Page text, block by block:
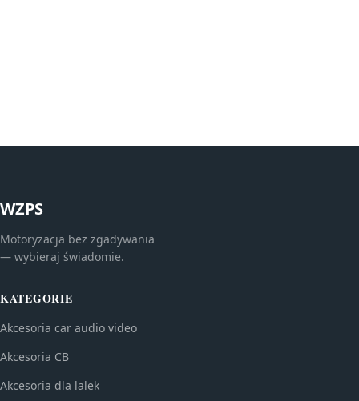
WZPS
Motoryzacja bez zgadywania
— wybieraj świadomie.
KATEGORIE
Akcesoria car audio video
Akcesoria CB
Akcesoria dla lalek